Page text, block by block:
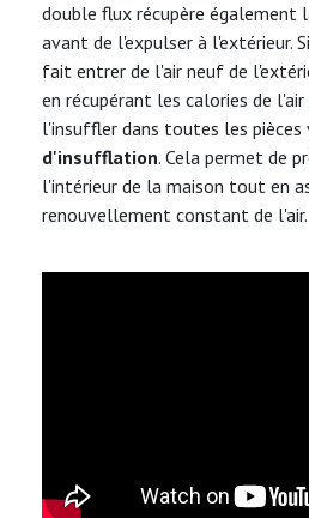
double flux récupère également
avant de l'expulser à l'extérieur.
fait entrer de l'air neuf de
en récupérant les calories de
l'insuffler dans toutes les pièces
d'insufflation. Cela permet de
l'intérieur de la maison tout en
renouvellement constant de l'air.